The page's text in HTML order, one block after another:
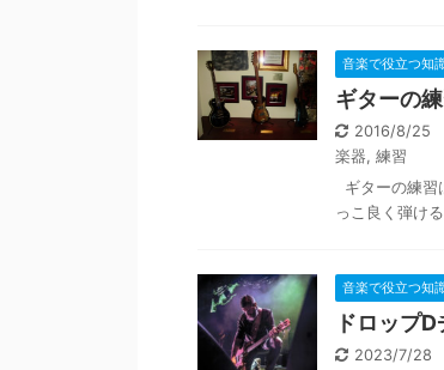
音楽で役立つ知
ギターの
2016/8/25
楽器, 練習
ギターの練習
っこ良く弾け
音楽で役立つ知
ドロップ
2023/7/28